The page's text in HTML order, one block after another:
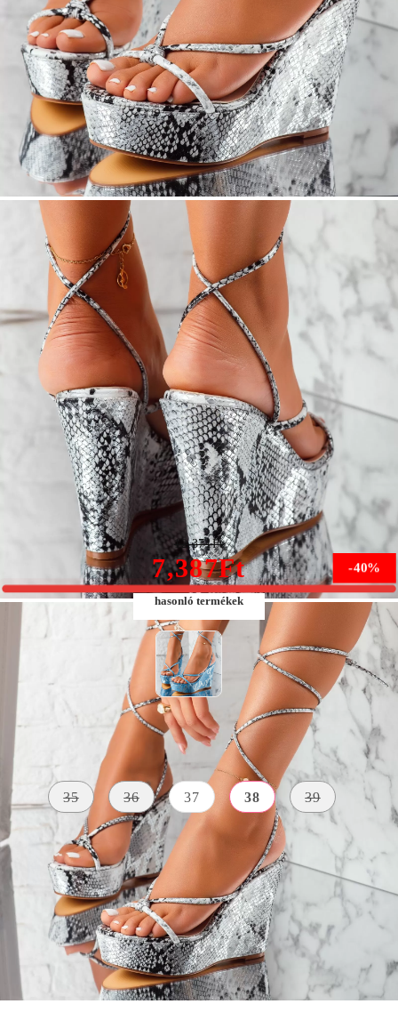
szürke Női platform szandál Hadlee #5510M
-40%
7,387Ft
12,371Ft
hasonló termékek
Méret: Méret útmutató
35 36 37 38 39
SZÍN
szürke Bőr Utánzat
ÎNĂLȚIMEA
PLATFORMEI
centiméter
AZ ELÜLSŐ
PLATFORM
MAGASSÁGA
4 centiméter